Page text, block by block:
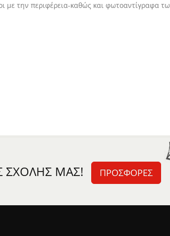
με την περιφέρεια-καθώς και φωτοαντίγραφα
ΣΧΟΛΗΣ ΜΑΣ! ΠΡΟΣΦΟΡΕΣ